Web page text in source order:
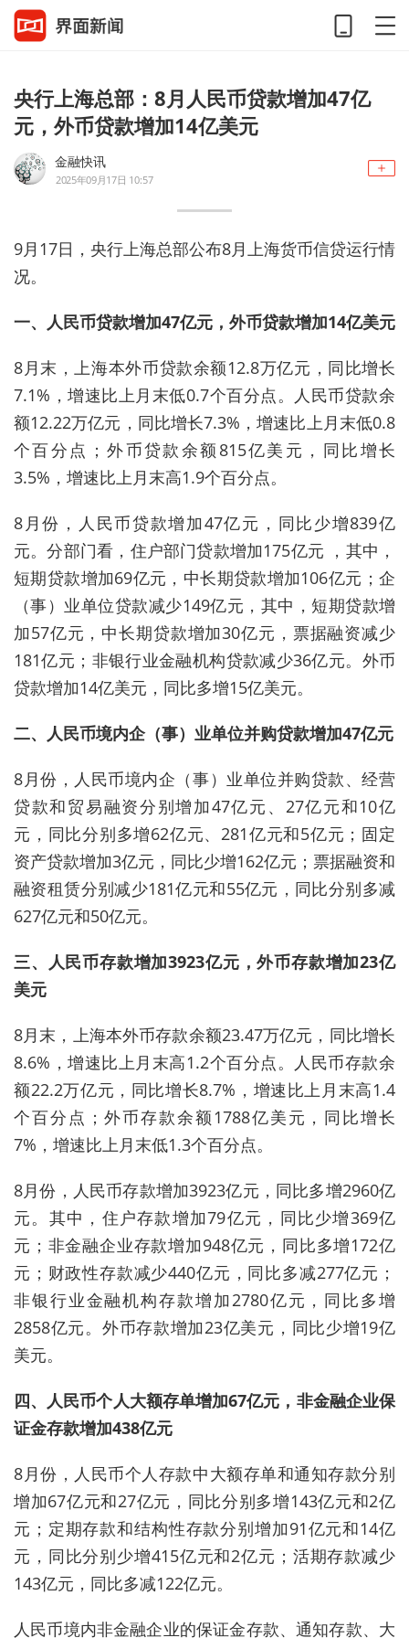
央行上海总部：8月人民币贷款增加47亿
元，外币贷款增加14亿美元
金融快讯
2025年09月17日 10:57
9月17日，央行上海总部公布8月上海货币信贷运行情
况。
一、人民币贷款增加47亿元，外币贷款增加14亿美元
8月末，上海本外币贷款余额12.8万亿元，同比增长
7.1%，增速比上月末低0.7个百分点。人民币贷款余
额12.22万亿元，同比增长7.3%，增速比上月末低0.8
个百分点；外币贷款余额815亿美元，同比增长
3.5%，增速比上月末高1.9个百分点。
8月份，人民币贷款增加47亿元，同比少增839亿
元。分部门看，住户部门贷款增加175亿元 ，其中，
短期贷款增加69亿元，中长期贷款增加106亿元；企
（事）业单位贷款减少149亿元，其中，短期贷款增
加57亿元，中长期贷款增加30亿元，票据融资减少
181亿元；非银行业金融机构贷款减少36亿元。外币
贷款增加14亿美元，同比多增15亿美元。
二、人民币境内企（事）业单位并购贷款增加47亿元
8月份，人民币境内企（事）业单位并购贷款、经营
贷款和贸易融资分别增加47亿元、27亿元和10亿
元，同比分别多增62亿元、281亿元和5亿元；固定
资产贷款增加3亿元，同比少增162亿元；票据融资和
融资租赁分别减少181亿元和55亿元，同比分别多减
627亿元和50亿元。
三、人民币存款增加3923亿元，外币存款增加23亿
美元
8月末，上海本外币存款余额23.47万亿元，同比增长
8.6%，增速比上月末高1.2个百分点。人民币存款余
额22.2万亿元，同比增长8.7%，增速比上月末高1.4
个百分点；外币存款余额1788亿美元，同比增长
7%，增速比上月末低1.3个百分点。
8月份，人民币存款增加3923亿元，同比多增2960亿
元。其中，住户存款增加79亿元，同比少增369亿
元；非金融企业存款增加948亿元，同比多增172亿
元；财政性存款减少440亿元，同比多减277亿元；
非银行业金融机构存款增加2780亿元，同比多增
2858亿元。外币存款增加23亿美元，同比少增19亿
美元。
四、人民币个人大额存单增加67亿元，非金融企业保
证金存款增加438亿元
8月份，人民币个人存款中大额存单和通知存款分别
增加67亿元和27亿元，同比分别多增143亿元和2亿
元；定期存款和结构性存款分别增加91亿元和14亿
元，同比分别少增415亿元和2亿元；活期存款减少
143亿元，同比多减122亿元。
人民币境内非金融企业的保证金存款、通知存款、大